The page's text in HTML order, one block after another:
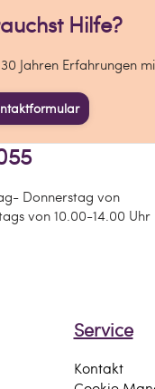
Hilfe?
Jahren Erfahrungen
Donnerstag von
von 10.00-14.00 Uhr
Service
Kontakt